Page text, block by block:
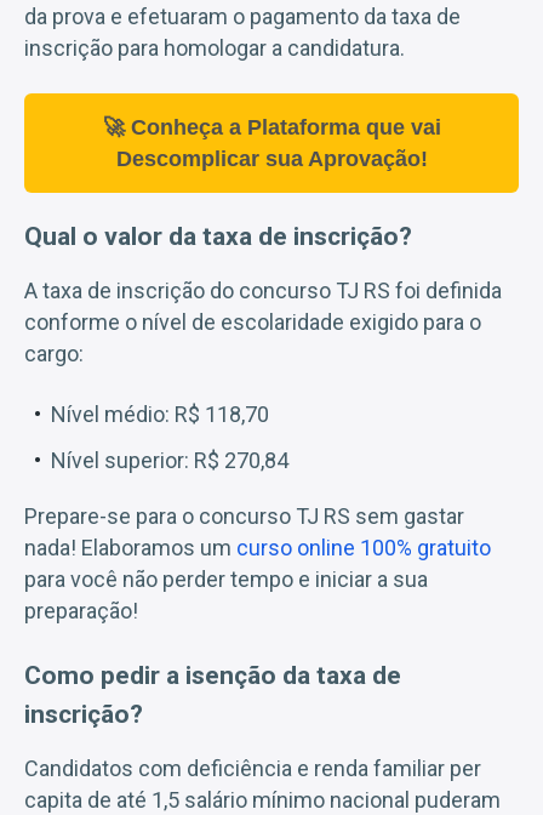
da prova e efetuaram o pagamento da taxa de
inscrição para homologar a candidatura.
🚀 Conheça a Plataforma que vai
Descomplicar sua Aprovação!
Qual o valor da taxa de inscrição?
A taxa de inscrição do concurso TJ RS foi definida
conforme o nível de escolaridade exigido para o
cargo:
Nível médio: R$ 118,70
Nível superior: R$ 270,84
Prepare-se para o concurso TJ RS sem gastar
nada! Elaboramos um curso online 100% gratuito
para você não perder tempo e iniciar a sua
preparação!
Como pedir a isenção da taxa de
inscrição?
Candidatos com deficiência e renda familiar per
capita de até 1,5 salário mínimo nacional puderam